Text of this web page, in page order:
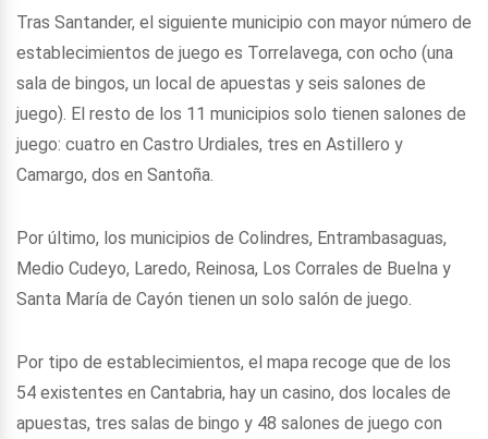
Tras Santander, el siguiente municipio con mayor número de
establecimientos de juego es Torrelavega, con ocho (una
sala de bingos, un local de apuestas y seis salones de
juego). El resto de los 11 municipios solo tienen salones de
juego: cuatro en Castro Urdiales, tres en Astillero y
Camargo, dos en Santoña.
Por último, los municipios de Colindres, Entrambasaguas,
Medio Cudeyo, Laredo, Reinosa, Los Corrales de Buelna y
Santa María de Cayón tienen un solo salón de juego.
Por tipo de establecimientos, el mapa recoge que de los
54 existentes en Cantabria, hay un casino, dos locales de
apuestas, tres salas de bingo y 48 salones de juego con